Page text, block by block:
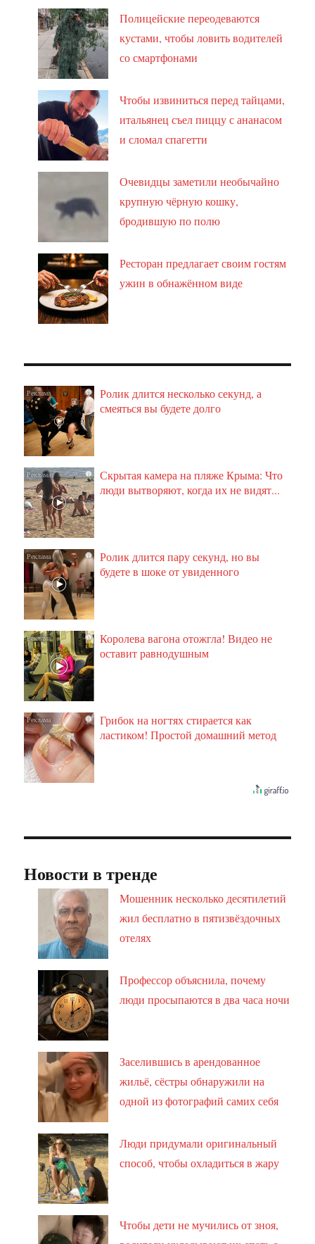
Полицейские переодеваются
кустами, чтобы ловить водителей
со смартфонами
Чтобы извиниться перед тайцами,
итальянец съел пиццу с ананасом
и сломал спагетти
Очевидцы заметили необычайно
крупную чёрную кошку,
бродившую по полю
Ресторан предлагает своим гостям
ужин в обнажённом виде
i
Ролик длится несколько секунд, а
смеяться вы будете долго
i
Скрытая камера на пляже Крыма: Что
люди вытворяют, когда их не видят...
i
Ролик длится пару секунд, но вы
будете в шоке от увиденного
i
Королева вагона отожгла! Видео не
оставит равнодушным
i
Грибок на ногтях стирается как
ластиком! Простой домашний метод
Новости в тренде
Мошенник несколько десятилетий
жил бесплатно в пятизвёздочных
отелях
Профессор объяснила, почему
люди просыпаются в два часа ночи
Заселившись в арендованное
жильё, сёстры обнаружили на
одной из фотографий самих себя
Люди придумали оригинальный
способ, чтобы охладиться в жару
Чтобы дети не мучились от зноя,